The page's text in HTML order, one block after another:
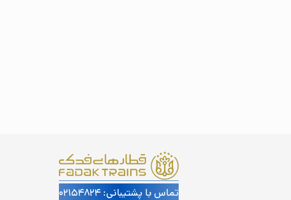
تماس با پشتیبانی: ۰۲۱۵۴۸۲۴